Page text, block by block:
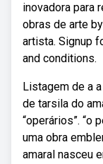
inovadora para
obras de arte
artista. Signup
and conditions.
Listagem de a
de tarsila do
“operários”. “o
uma obra
amaral nasceu